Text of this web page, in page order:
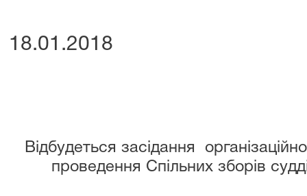
18.01.2018
Відбудеться засідання
проведення Спільних зборів